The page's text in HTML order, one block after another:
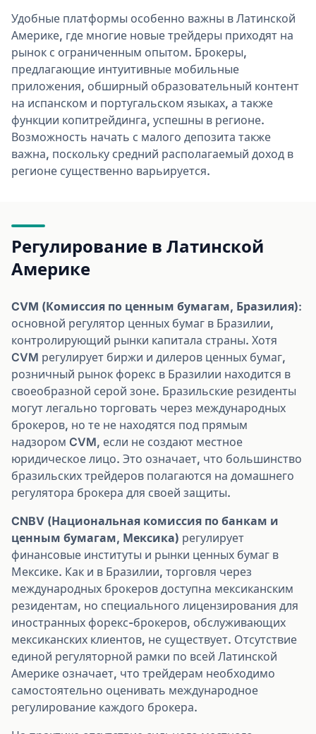
Удобные платформы особенно важны в Латинской
Америке, где многие новые трейдеры приходят на
рынок с ограниченным опытом. Брокеры,
предлагающие интуитивные мобильные
приложения, обширный образовательный контент
на испанском и португальском языках, а также
функции копитрейдинга, успешны в регионе.
Возможность начать с малого депозита также
важна, поскольку средний располагаемый доход в
регионе существенно варьируется.
Регулирование в Латинской
Америке
CVM (Комиссия по ценным бумагам, Бразилия):
основной регулятор ценных бумаг в Бразилии,
контролирующий рынки капитала страны. Хотя
CVM регулирует биржи и дилеров ценных бумаг,
розничный рынок форекс в Бразилии находится в
своеобразной серой зоне. Бразильские резиденты
могут легально торговать через международных
брокеров, но те не находятся под прямым
надзором CVM, если не создают местное
юридическое лицо. Это означает, что большинство
бразильских трейдеров полагаются на домашнего
регулятора брокера для своей защиты.
CNBV (Национальная комиссия по банкам и
ценным бумагам, Мексика) регулирует
финансовые институты и рынки ценных бумаг в
Мексике. Как и в Бразилии, торговля через
международных брокеров доступна мексиканским
резидентам, но специального лицензирования для
иностранных форекс-брокеров, обслуживающих
мексиканских клиентов, не существует. Отсутствие
единой регуляторной рамки по всей Латинской
Америке означает, что трейдерам необходимо
самостоятельно оценивать международное
регулирование каждого брокера.